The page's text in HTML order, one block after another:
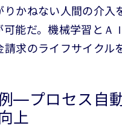
りかねない人間の介入
可能だ。機械学習とＡ
請求のライフサイクル
―プロセス自
上